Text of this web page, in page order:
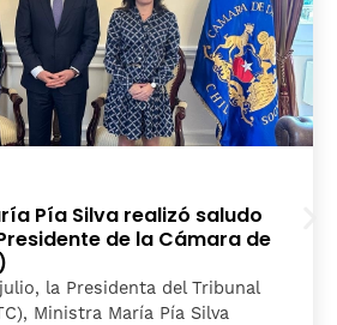
Pía Silva realizó saludo
de la Cámara de
la Presidenta del Tribunal
Ministra María Pía Silva